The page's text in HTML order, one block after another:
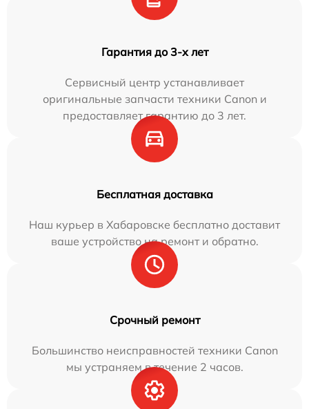
Гарантия до 3-х лет
Сервисный центр устанавливает
оригинальные запчасти техники Canon и
предоставляет гарантию до 3 лет.
Бесплатная доставка
Наш курьер в Хабаровске бесплатно доставит
ваше устройство на ремонт и обратно.
Срочный ремонт
Большинство неисправностей техники Canon
мы устраняем в течение 2 часов.